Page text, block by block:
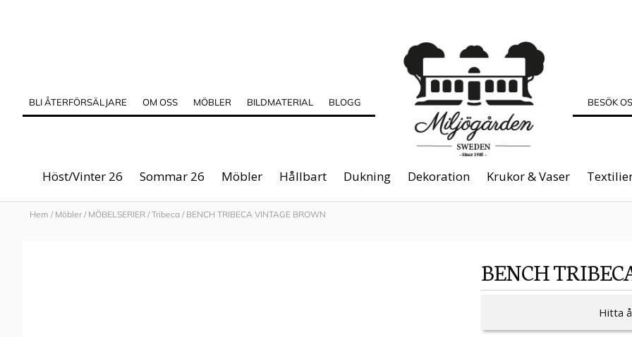
BLI ÅTERFÖRSÄLJARE OM OSS MÖBLER BILDMATERIAL BLOGG BESÖK
Höst/Vinter 26 Sommar 26 Möbler Hållbart Dukning Dekoration Krukor & Vaser
Hem / Möbler / MÖBELSERIER /Tribeca / BENCH TRIBECA VINTAGE BROWN
BENCH
Hitta